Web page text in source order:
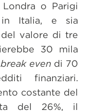
o Parigi
in Italia, e sia
valore di tre
30 mila
break even di 70
finanziari.
costante del
del 26%, il